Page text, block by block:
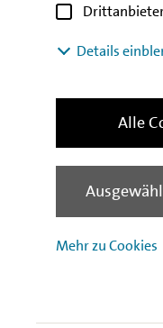
Details
Mehr zu Cookies
Alle
Immobilien-